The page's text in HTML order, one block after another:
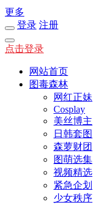
更多
登录 注册
点击登录
网站首页
图毒森林
网红正妹
Cosplay
美丝博主
日韩套图
森萝财团
图萌选集
视频精选
紧急企划
少女秩序